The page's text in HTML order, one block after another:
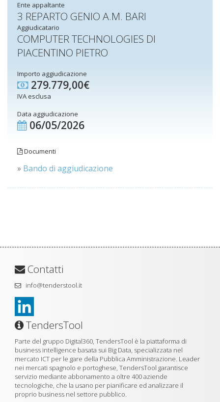
Ente appaltante
3 REPARTO GENIO A.M. BARI
Aggiudicatario
COMPUTER TECHNOLOGIES DI
PIACENTINO PIETRO
Importo aggiudicazione
279.779,00€
IVA esclusa
Data aggiudicazione
06/05/2026
Documenti
» Bando di aggiudicazione
Contatti
info@tenderstool.it
TendersTool
Parte del gruppo Digital360, TendersTool è la piattaforma di
business intelligence basata sui Big Data, specializzata nel
mercato ICT per le gare della Pubblica Amministrazione. Leader
nei mercati spagnolo e portoghese, TendersTool garantisce
servizio mediante abbonamento a oltre 400 aziende
tecnologiche, che la usano per pianificare ed analizzare il
proprio business nel settore pubblico.